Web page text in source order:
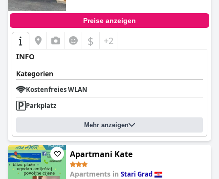
Preise anzeigen
$ +2
INFO
Kategorien
Kostenfreies WLAN
Parkplatz
Mehr anzeigen
Apartmani Kate
Apartments in Stari Grad